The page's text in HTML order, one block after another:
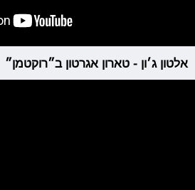
אלטון ג׳ון - טארון אגרטון ב״רוקטמן״